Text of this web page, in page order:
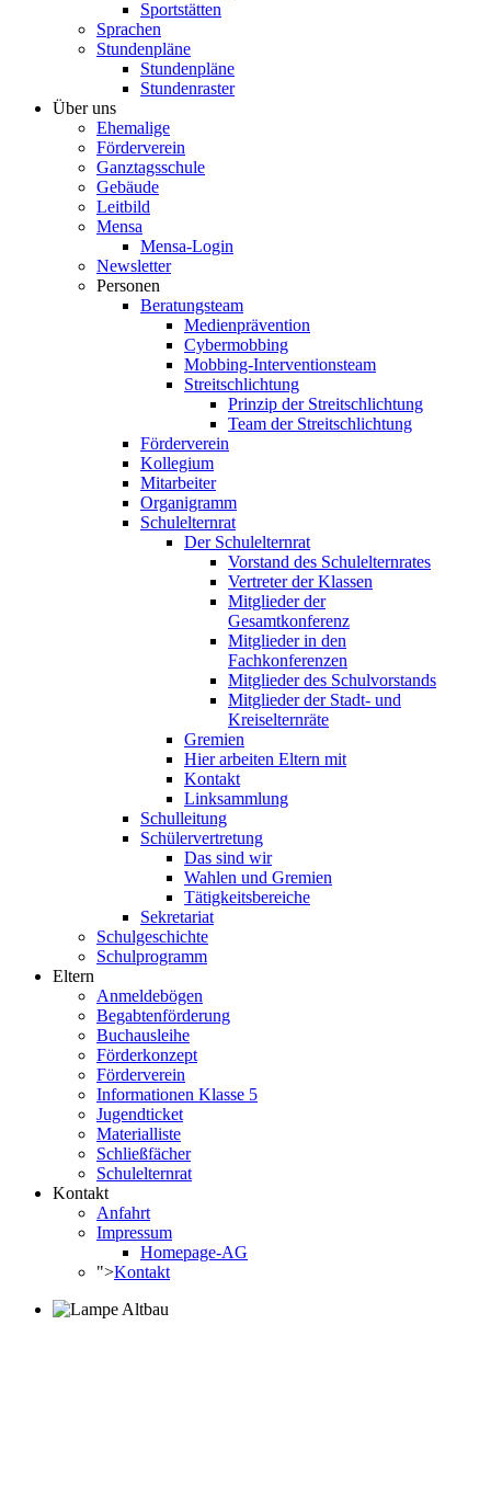
Sportstätten
Sprachen
Stundenpläne
Stundenpläne
Stundenraster
Über uns
Ehemalige
Förderverein
Ganztagsschule
Gebäude
Leitbild
Mensa
Mensa-Login
Newsletter
Personen
Beratungsteam
Medienprävention
Cybermobbing
Mobbing-Interventionsteam
Streitschlichtung
Prinzip der Streitschlichtung
Team der Streitschlichtung
Förderverein
Kollegium
Mitarbeiter
Organigramm
Schulelternrat
Der Schulelternrat
Vorstand des Schulelternrates
Vertreter der Klassen
Mitglieder der
Gesamtkonferenz
Mitglieder in den
Fachkonferenzen
Mitglieder des Schulvorstands
Mitglieder der Stadt- und
Kreiselternräte
Gremien
Hier arbeiten Eltern mit
Kontakt
Linksammlung
Schulleitung
Schülervertretung
Das sind wir
Wahlen und Gremien
Tätigkeitsbereiche
Sekretariat
Schulgeschichte
Schulprogramm
Eltern
Anmeldebögen
Begabtenförderung
Buchausleihe
Förderkonzept
Förderverein
Informationen Klasse 5
Jugendticket
Materialliste
Schließfächer
Schulelternrat
Kontakt
Anfahrt
Impressum
Homepage-AG
">Kontakt